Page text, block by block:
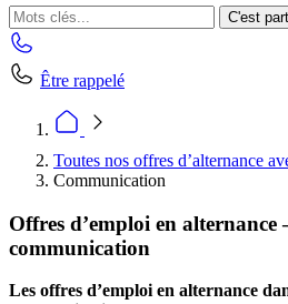
C'est
Être rappelé
Toutes nos offres d’alternance
Communication
Offres d’emploi en alternance
communication
Les offres d’emploi en alternance